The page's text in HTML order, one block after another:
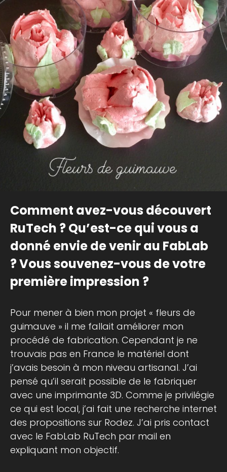
Comment avez-vous découvert
RuTech ? Qu’est-ce qui vous a
donné envie de venir au FabLab
? Vous souvenez-vous de votre
première impression ?
Pour mener à bien mon projet « fleurs de
guimauve » il me fallait améliorer mon
procédé de fabrication. Cependant je ne
trouvais pas en France le matériel dont
j’avais besoin à mon niveau artisanal. J’ai
pensé qu’il serait possible de le fabriquer
avec une imprimante 3D. Comme je privilégie
ce qui est local, j’ai fait une recherche internet
des propositions sur Rodez. J’ai pris contact
avec le FabLab RuTech par mail en
expliquant mon objectif.